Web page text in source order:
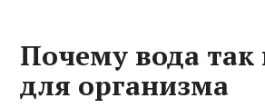
Почему вода так
для организма